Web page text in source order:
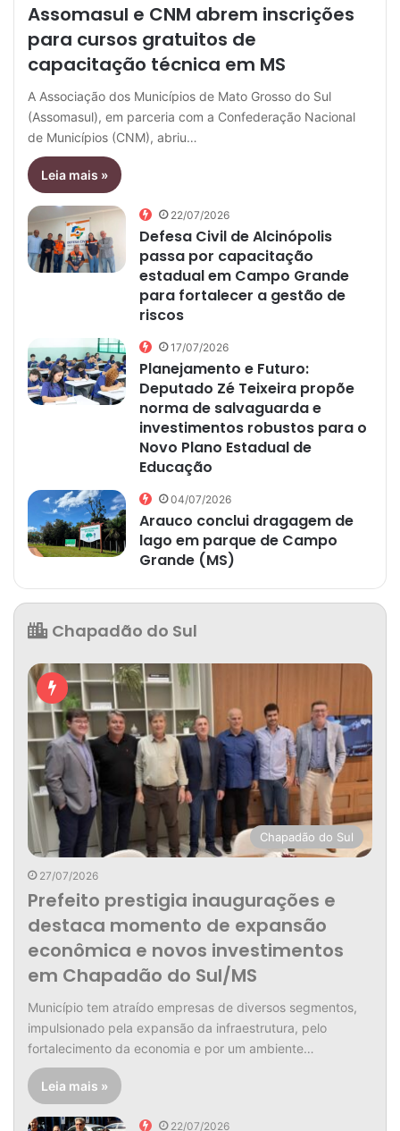
Assomasul e CNM abrem inscrições
para cursos gratuitos de
capacitação técnica em MS
A Associação dos Municípios de Mato Grosso do Sul
(Assomasul), em parceria com a Confederação Nacional
de Municípios (CNM), abriu…
Leia mais »
22/07/2026
Defesa Civil de Alcinópolis
passa por capacitação
estadual em Campo Grande
para fortalecer a gestão de
riscos
17/07/2026
Planejamento e Futuro:
Deputado Zé Teixeira propõe
norma de salvaguarda e
investimentos robustos para o
Novo Plano Estadual de
Educação
04/07/2026
Arauco conclui dragagem de
lago em parque de Campo
Grande (MS)
Chapadão do Sul
Chapadão do Sul
27/07/2026
Prefeito prestigia inaugurações e
destaca momento de expansão
econômica e novos investimentos
em Chapadão do Sul/MS
Município tem atraído empresas de diversos segmentos,
impulsionado pela expansão da infraestrutura, pelo
fortalecimento da economia e por um ambiente…
Leia mais »
22/07/2026